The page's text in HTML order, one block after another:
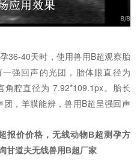
36-40天时，使用兽用B超观察胎
强回声的光团，胎体眼直径为
腔直径为 7.92*109.1px。胎长
，羊膜能辨，兽用B超呈强回声
报价价格，无线动物B超测孕方
甘道夫无线兽用B超厂家